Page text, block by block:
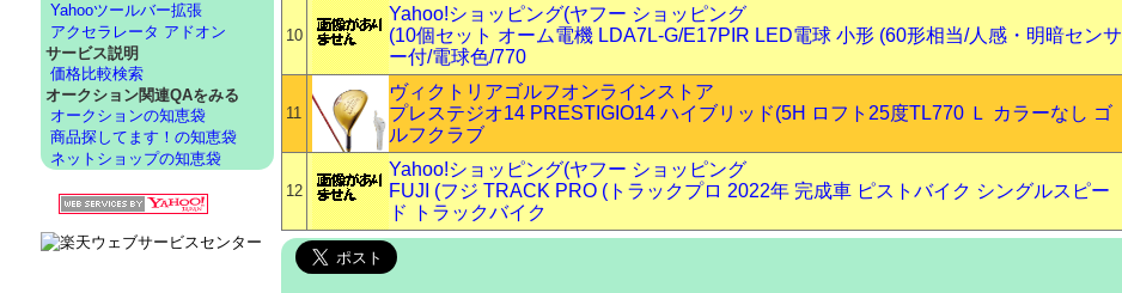
10
Yahoo!ショッピング(ヤフー ショッピング
(10個セット オーム電機 LDA7L-G/E17PIR LED電球 小形 (60形相当/人感・明暗センサ
ー付/電球色/770
11
ヴィクトリアゴルフオンラインストア
プレステジオ14 PRESTIGIO14 ハイブリッド(5H ロフト25度TL770 Ｌ カラーなし ゴ
ルフクラブ
12
Yahoo!ショッピング(ヤフー ショッピング
FUJI (フジ TRACK PRO (トラックプロ 2022年 完成車 ピストバイク シングルスピー
ド トラックバイク
Yahooツールバー拡張
アクセラレータ アドオン
サービス説明
価格比較検索
オークション関連QAをみる
オークションの知恵袋
商品探してます！の知恵袋
ネットショップの知恵袋